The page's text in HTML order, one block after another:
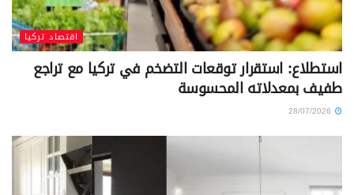
اقتصاد تركيا
استطلاع: استقرار توقعات التضخم في تركيا مع تراجع
طفيف بمعدلاته المحسوسة